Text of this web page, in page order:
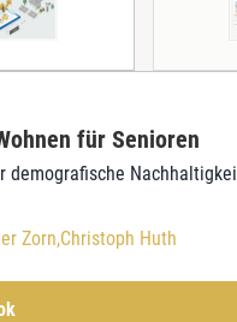
für Senioren
demografische
Zorn Christoph Huth